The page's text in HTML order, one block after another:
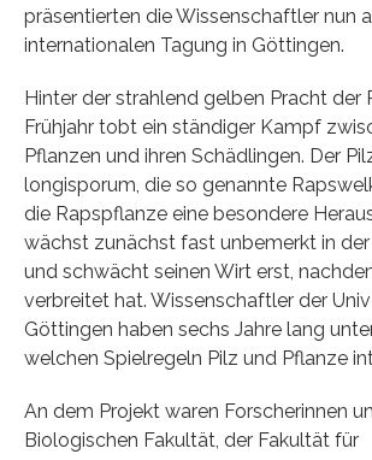
präsentierten die Wissenschaftler nun
internationalen Tagung in Göttingen.
Hinter der strahlend gelben Pracht der
Frühjahr tobt ein ständiger Kampf
Pflanzen und ihren Schädlingen. Der
longisporum, die so genannte
die Rapspflanze eine besondere
wächst zunächst fast unbemerkt in der
und schwächt seinen Wirt erst,
verbreitet hat. Wissenschaftler der
Göttingen haben sechs Jahre lang
welchen Spielregeln Pilz und Pflanze
An dem Projekt waren Forscherinnen
Biologischen Fakultät, der Fakultät für